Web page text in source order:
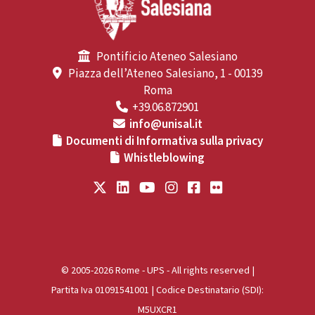
Pontificio Ateneo Salesiano
Piazza dell’Ateneo Salesiano, 1 - 00139
Roma
+39.06.872901
info@unisal.it
Documenti di Informativa sulla privacy
Whistleblowing
© 2005-2026 Rome - UPS - All rights reserved |
Partita Iva 01091541001 | Codice Destinatario (SDI):
M5UXCR1